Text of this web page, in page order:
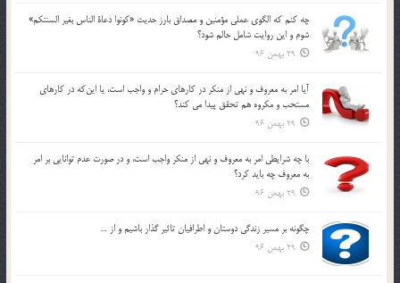
چه كنم كه الگوي عملي مؤمنين و مصداق بارز حديث «كونوا دعاة الناس بغير السنتكم»
شوم و اين روايت شامل حالم شود؟
29 بهمن 96
آيا امر به معروف و نهي از منكر در كارهاي حرام و واجب است، يا اين‌كه در كارهاي
مستحب و مكروه هم تحقق پيدا مي كند؟
29 بهمن 96
با چه شرايطي امر به معروف و نهي از منکر واجب است، و در صورت عدم توانايي بر امر
به معروف چه بايد کرد؟
29 بهمن 96
چگونه بر مسير زندگي دوستان و اطرافيان تاثير گذار باشيم و از …
29 بهمن 96